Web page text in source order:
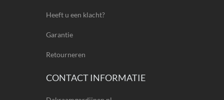
Heeft u een klacht?
Garantie
Retourneren
CONTACT INFORMATIE